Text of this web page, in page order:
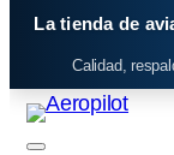
Saltar
La tienda de
Calidad,